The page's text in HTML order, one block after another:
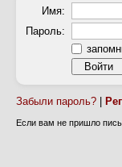
Имя:
Пароль:
Забыли пароль?
Если вам не пришло